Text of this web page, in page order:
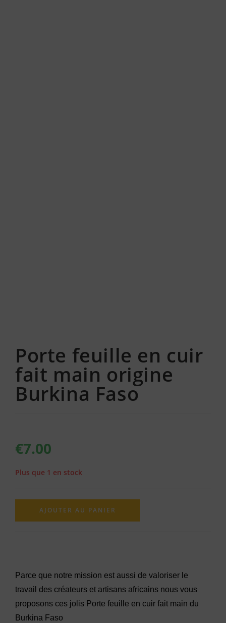
Porte feuille en cuir
fait main origine
Burkina Faso
€7.00
Plus que 1 en stock
AJOUTER AU PANIER
Parce que notre mission est aussi de valoriser le
travail des créateurs et artisans africains nous vous
proposons ces jolis Porte feuille en cuir fait main du
Burkina Faso